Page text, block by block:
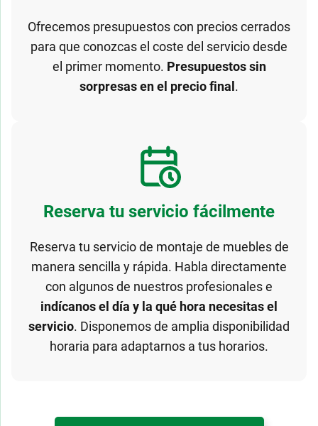
Ofrecemos presupuestos con precios cerrados
para que conozcas el coste del servicio desde
el primer momento. Presupuestos sin
sorpresas en el precio final.
Reserva tu servicio fácilmente
Reserva tu servicio de montaje de muebles de
manera sencilla y rápida. Habla directamente
con algunos de nuestros profesionales e
indícanos el día y la qué hora necesitas el
servicio. Disponemos de amplia disponibilidad
horaria para adaptarnos a tus horarios.